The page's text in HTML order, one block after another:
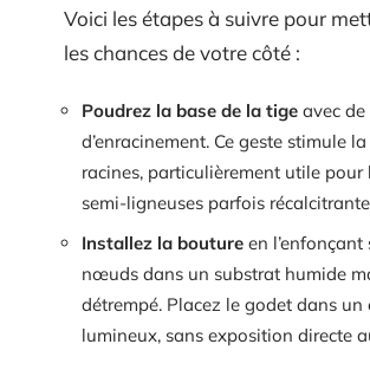
Voici les étapes à suivre pour
les chances de votre côté :
Poudrez la base de la tige avec de
d’enracinement. Ce geste stimule
racines, particulièrement utile pour
semi-ligneuses parfois
Installez la bouture en l’enfonçant
nœuds dans un substrat humide
détrempé. Placez le godet dans un
lumineux, sans exposition directe